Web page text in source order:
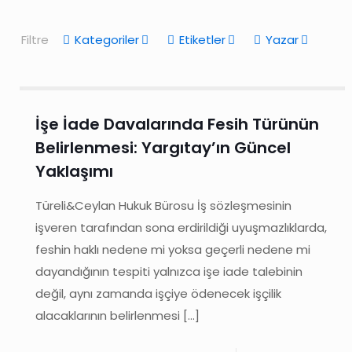
Filtre Kategoriler Etiketler Yazar
İşe İade Davalarında Fesih Türünün
Belirlenmesi: Yargıtay’ın Güncel
Yaklaşımı
Türeli&Ceylan Hukuk Bürosu İş sözleşmesinin
işveren tarafından sona erdirildiği uyuşmazlıklarda,
feshin haklı nedene mi yoksa geçerli nedene mi
dayandığının tespiti yalnızca işe iade talebinin
değil, aynı zamanda işçiye ödenecek işçilik
alacaklarının belirlenmesi […]